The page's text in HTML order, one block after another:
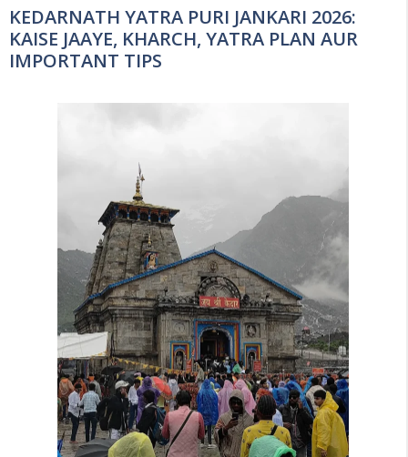
KEDARNATH YATRA PURI JANKARI 2026:
KAISE JAAYE, KHARCH, YATRA PLAN AUR
IMPORTANT TIPS